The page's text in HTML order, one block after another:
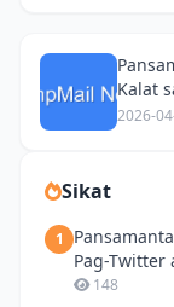
Kalat
2026-
Sikat
1
Pag-Twitter
148